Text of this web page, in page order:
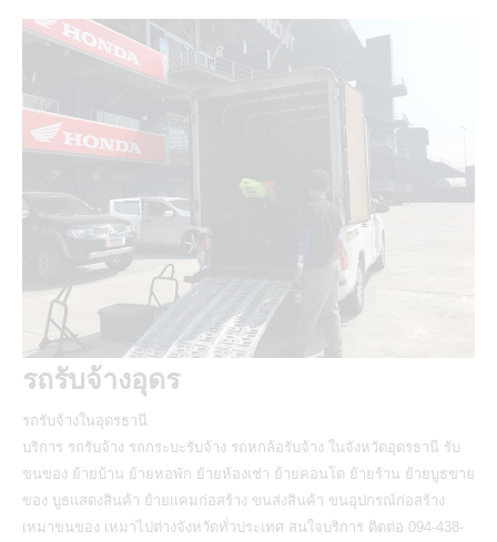
รถรับจ้างอุดร
รถรับจ้างในอุดรธานี
บริการ รถรับจ้าง รถกระบะรับจ้าง รถหกล้อรับจ้าง ในจังหวัดอุดรธานี รับ
ขนของ ย้ายบ้าน ย้ายหอพัก ย้ายห้องเช่า ย้ายคอนโด ย้ายร้าน ย้ายบูธขาย
ของ บูธแสดงสินค้า ย้ายแคมก่อสร้าง ขนส่งสินค้า ขนอุปกรณ์ก่อสร้าง
เหมาขนของ เหมาไปต่างจังหวัดทั่วประเทศ สนใจบริการ ติดต่อ 094-438-